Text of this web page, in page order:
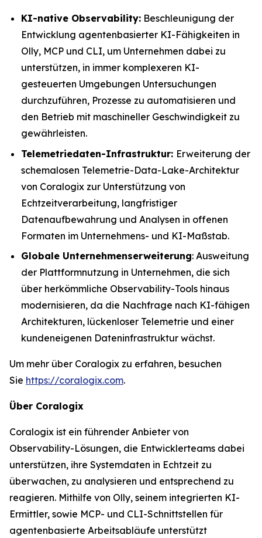
KI-native Observability: Beschleunigung der
Entwicklung agentenbasierter KI-Fähigkeiten in
Olly, MCP und CLI, um Unternehmen dabei zu
unterstützen, in immer komplexeren KI-
gesteuerten Umgebungen Untersuchungen
durchzuführen, Prozesse zu automatisieren und
den Betrieb mit maschineller Geschwindigkeit zu
gewährleisten.
Telemetriedaten-Infrastruktur: Erweiterung der
schemalosen Telemetrie-Data-Lake-Architektur
von Coralogix zur Unterstützung von
Echtzeitverarbeitung, langfristiger
Datenaufbewahrung und Analysen in offenen
Formaten im Unternehmens- und KI-Maßstab.
Globale Unternehmenserweiterung: Ausweitung
der Plattformnutzung in Unternehmen, die sich
über herkömmliche Observability-Tools hinaus
modernisieren, da die Nachfrage nach KI-fähigen
Architekturen, lückenloser Telemetrie und einer
kundeneigenen Dateninfrastruktur wächst.
Um mehr über Coralogix zu erfahren, besuchen
Sie https://coralogix.com.
Über Coralogix
Coralogix ist ein führender Anbieter von
Observability-Lösungen, die Entwicklerteams dabei
unterstützen, ihre Systemdaten in Echtzeit zu
überwachen, zu analysieren und entsprechend zu
reagieren. Mithilfe von Olly, seinem integrierten KI-
Ermittler, sowie MCP- und CLI-Schnittstellen für
agentenbasierte Arbeitsabläufe unterstützt